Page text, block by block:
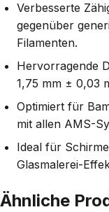
Verbesserte
gegenüber
Filamenten.
Hervorragende
1,75 mm ± 0,03
Optimiert für
mit allen AMS-
Ideal für
Glasmalerei-
Ähnliche